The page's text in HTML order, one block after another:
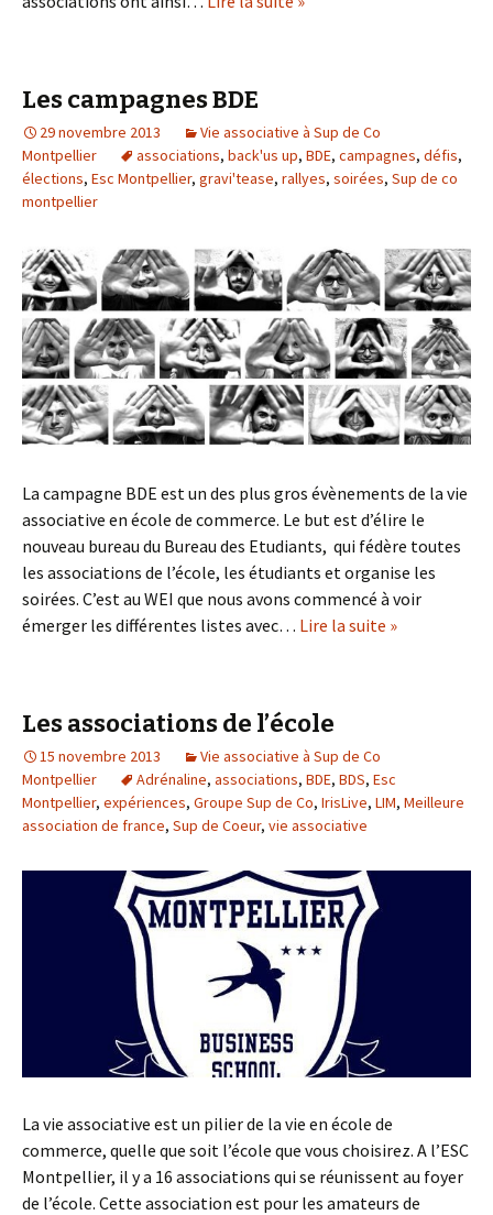
Les campagnes BDE
29 novembre 2013
Vie associative à Sup de Co
Montpellier
associations, back'us up, BDE, campagnes, défis,
élections, Esc Montpellier, gravi'tease, rallyes, soirées, Sup de co
montpellier
La campagne BDE est un des plus gros évènements de la vie
associative en école de commerce. Le but est d’élire le
nouveau bureau du Bureau des Etudiants, qui fédère toutes
les associations de l’école, les étudiants et organise les
soirées. C’est au WEI que nous avons commencé à voir
émerger les différentes listes avec… Lire la suite »
Les associations de l’école
15 novembre 2013
Vie associative à Sup de Co
Montpellier
Adrénaline, associations, BDE, BDS, Esc
Montpellier, expériences, Groupe Sup de Co, IrisLive, LIM, Meilleure
association de france, Sup de Coeur, vie associative
La vie associative est un pilier de la vie en école de
commerce, quelle que soit l’école que vous choisirez. A l’ESC
Montpellier, il y a 16 associations qui se réunissent au foyer
de l’école. Cette association est pour les amateurs de